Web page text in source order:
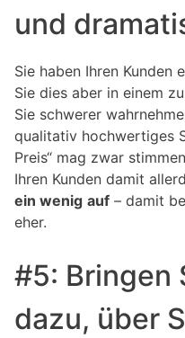
und
Sie haben Ihren Kunden
Sie dies aber in einem
Sie schwerer
qualitativ hochwertiges
Preis“ mag zwar
Ihren Kunden damit
ein wenig auf – damit
eher.
#5: Bringen
dazu, über